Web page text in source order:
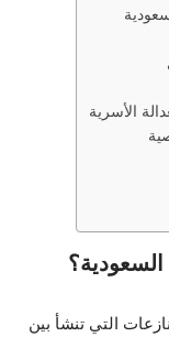
الأسرية
التي تنشأ بين